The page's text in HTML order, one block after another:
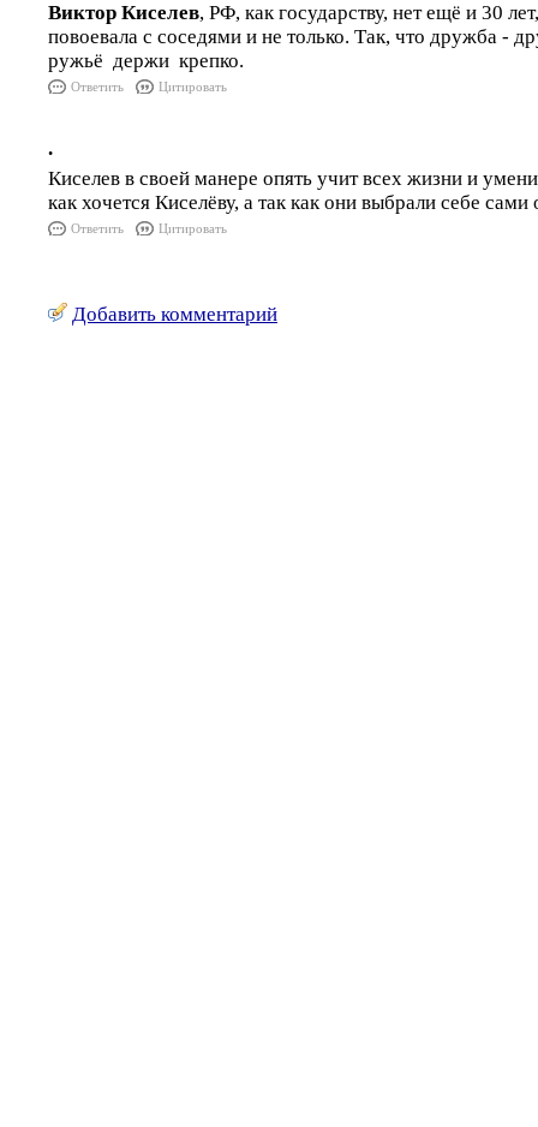
Виктор Киселев, РФ, как государству, нет ещё и 30
повоевала с соседями и не только. Так, что дружба -
ружьё держи крепко.
Ответить Цитировать
.
Киселев в своей манере опять учит всех жизни и
как хочется Киселёву, а так как они выбрали себе
Ответить Цитировать
Добавить комментарий